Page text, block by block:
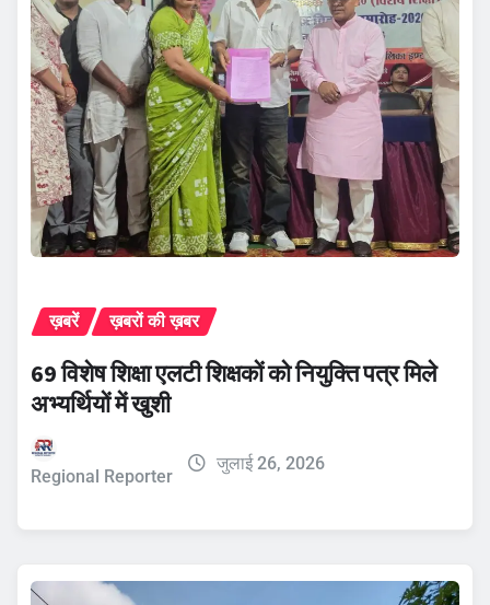
ख़बरें ख़बरों की ख़बर
69 विशेष शिक्षा एलटी शिक्षकों को नियुक्ति पत्र मिले
अभ्यर्थियों में खुशी
Regional Reporter
जुलाई 26, 2026